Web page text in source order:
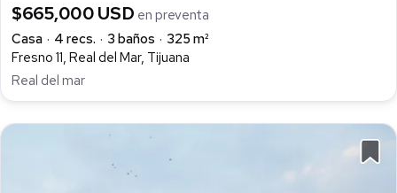
$665,000 USD en preventa
Casa
4 recs. 3 baños
325 m²
Fresno 11, Real del Mar, Tijuana
Real del mar